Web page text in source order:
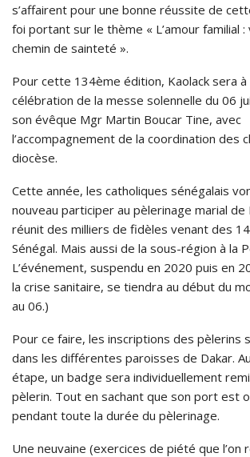
s’affairent pour une bonne réussite de
foi portant sur le thème « L’amour familial
chemin de sainteté ».
Pour cette 134ème édition, Kaolack sera à
célébration de la messe solennelle du 06
son évêque Mgr Martin Boucar Tine, avec
l’accompagnement de la coordination des
diocèse.
Cette année, les catholiques sénégalais
nouveau participer au pèlerinage marial de
réunit des milliers de fidèles venant des
Sénégal. Mais aussi de la sous-région à la
L’événement, suspendu en 2020 puis en
la crise sanitaire, se tiendra au début du
au 06.)
Pour ce faire, les inscriptions des pèlerins
dans les différentes paroisses de Dakar.
étape, un badge sera individuellement
pèlerin. Tout en sachant que son port est
pendant toute la durée du pèlerinage.
Une neuvaine (exercices de piété que